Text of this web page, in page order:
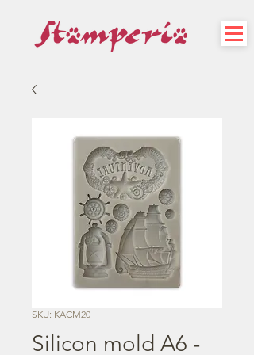
SKU: KACM20
Silicon mold A6 -